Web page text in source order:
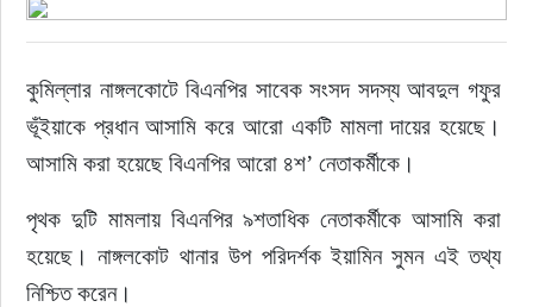
নির্বাচন
ই-পেপার
কুমিল্লার নাঙ্গলকোটে বিএনপির সাবেক সংসদ সদস্য আবদুল গফুর
ভূঁইয়াকে প্রধান আসামি করে আরো একটি মামলা দায়ের হয়েছে।
আসামি করা হয়েছে বিএনপির আরো ৪শ’ নেতাকর্মীকে।
পৃথক দুটি মামলায় বিএনপির ৯শতাধিক নেতাকর্মীকে আসামি করা
হয়েছে। নাঙ্গলকোট থানার উপ পরিদর্শক ইয়ামিন সুমন এই তথ্য
নিশ্চিত করেন।